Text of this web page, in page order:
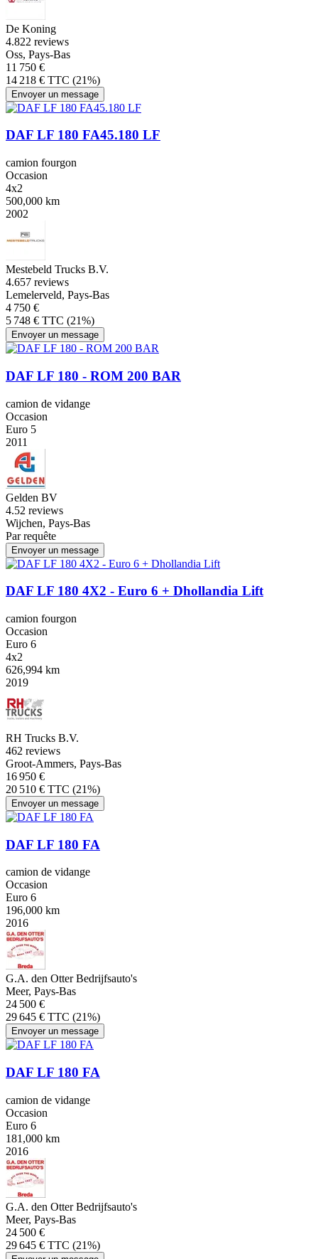
De Koning
4.822 reviews
Oss, Pays-Bas
11 750 €
14 218 € TTC (21%)
Envoyer un message
DAF LF 180 FA45.180 LF
camion fourgon
Occasion
4x2
500,000 km
2002
Mestebeld Trucks B.V.
4.657 reviews
Lemelerveld, Pays-Bas
4 750 €
5 748 € TTC (21%)
Envoyer un message
DAF LF 180 - ROM 200 BAR
camion de vidange
Occasion
Euro 5
2011
Gelden BV
4.52 reviews
Wijchen, Pays-Bas
Par requête
Envoyer un message
DAF LF 180 4X2 - Euro 6 + Dhollandia Lift
camion fourgon
Occasion
Euro 6
4x2
626,994 km
2019
RH Trucks B.V.
462 reviews
Groot-Ammers, Pays-Bas
16 950 €
20 510 € TTC (21%)
Envoyer un message
DAF LF 180 FA
camion de vidange
Occasion
Euro 6
196,000 km
2016
G.A. den Otter Bedrijfsauto's
Meer, Pays-Bas
24 500 €
29 645 € TTC (21%)
Envoyer un message
DAF LF 180 FA
camion de vidange
Occasion
Euro 6
181,000 km
2016
G.A. den Otter Bedrijfsauto's
Meer, Pays-Bas
24 500 €
29 645 € TTC (21%)